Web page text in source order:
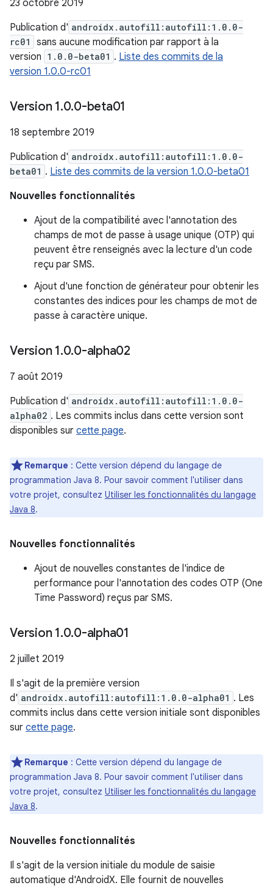
23 octobre 2019
Publication d' androidx.autofill:autofill:1.0.0-
rc01
sans aucune modification par rapport à la
version 1.0.0-beta01 . Liste des commits de la
version 1.0.0-rc01
Version 1.0.0-beta01
18 septembre 2019
Publication d' androidx.autofill:autofill:1.0.0-
beta01 . Liste des commits de la version 1.0.0-beta01
Nouvelles fonctionnalités
Ajout de la compatibilité avec l'annotation des
champs de mot de passe à usage unique (OTP) qui
peuvent être renseignés avec la lecture d'un code
reçu par SMS.
Ajout d'une fonction de générateur pour obtenir les
constantes des indices pour les champs de mot de
passe à caractère unique.
Version 1.0.0-alpha02
7 août 2019
Publication d' androidx.autofill:autofill:1.0.0-
alpha02 . Les commits inclus dans cette version sont
disponibles sur cette page.
Remarque : Cette version dépend du langage de
programmation Java 8. Pour savoir comment l'utiliser dans
votre projet, consultez Utiliser les fonctionnalités du langage
Java 8.
Nouvelles fonctionnalités
Ajout de nouvelles constantes de l'indice de
performance pour l'annotation des codes OTP (One
Time Password) reçus par SMS.
Version 1.0.0-alpha01
2 juillet 2019
Il s'agit de la première version
d' androidx.autofill:autofill:1.0.0-alpha01 . Les
commits inclus dans cette version initiale sont disponibles
sur cette page.
Remarque : Cette version dépend du langage de
programmation Java 8. Pour savoir comment l'utiliser dans
votre projet, consultez Utiliser les fonctionnalités du langage
Java 8.
Nouvelles fonctionnalités
Il s'agit de la version initiale du module de saisie
automatique d'AndroidX. Elle fournit de nouvelles